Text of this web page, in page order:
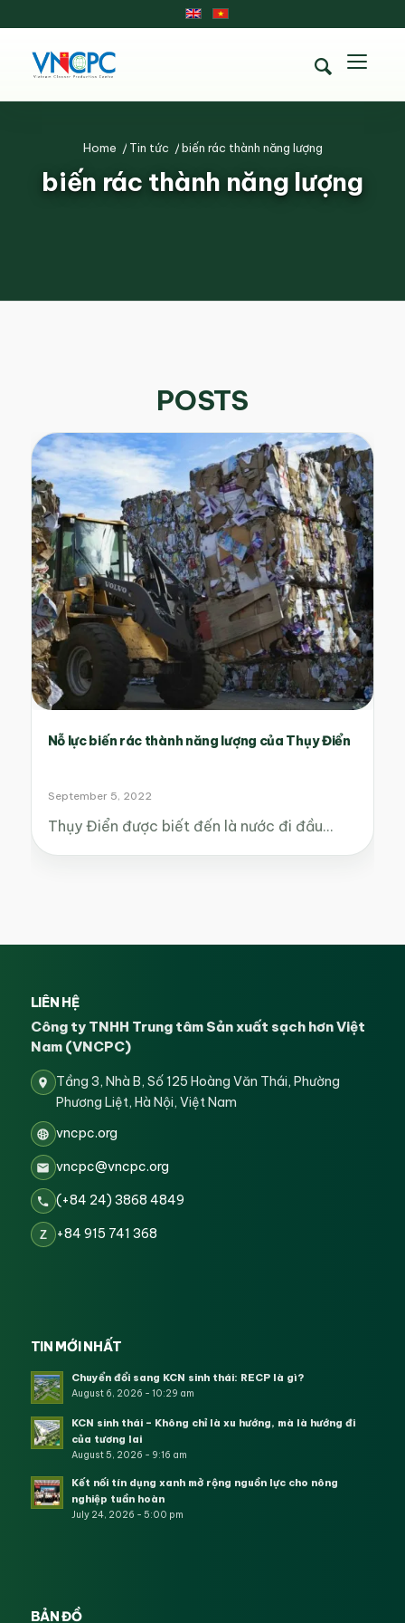
biến rác thành năng lượng
Home / Tin tức /biến rác thành năng lượng
POSTS
Nỗ lực biến rác thành năng lượng của Thụy Điển
September 5, 2022
Thụy Điển được biết đến là nước đi đầu…
LIÊN HỆ
Công ty TNHH Trung tâm Sản xuất sạch hơn Việt
Nam (VNCPC)
Tầng 3, Nhà B, Số 125 Hoàng Văn Thái, Phường
Phương Liệt, Hà Nội, Việt Nam
vncpc.org
vncpc@vncpc.org
(+84 24) 3868 4849
Z +84 915 741 368
TIN MỚI NHẤT
Chuyển đổi sang KCN sinh thái: RECP là gì?
August 6, 2026 - 10:29 am
KCN sinh thái – Không chỉ là xu hướng, mà là hướng đi
của tương lai
August 5, 2026 - 9:16 am
Kết nối tín dụng xanh mở rộng nguồn lực cho nông
nghiệp tuần hoàn
July 24, 2026 - 5:00 pm
BẢN ĐỒ